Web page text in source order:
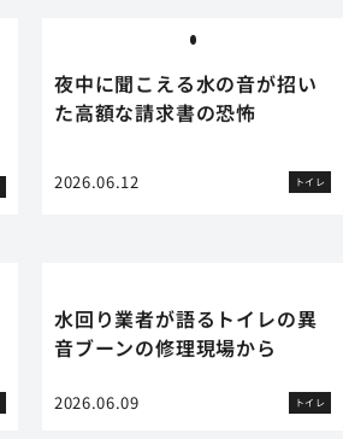
夜中に聞こえる水の音が招い
た高額な請求書の恐怖
2026.06.12 トイレ
水回り業者が語るトイレの異
音ブーンの修理現場から
2026.06.09 トイレ